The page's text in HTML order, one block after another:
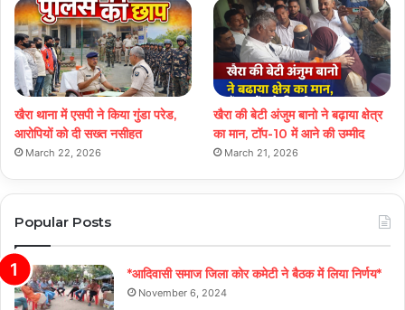
खैरा थाना में एसपी ने किया गुंडा परेड,
आरोपियों को दी सख्त नसीहत
March 22, 2026
खैरा की बेटी अंजुम बानो ने बढ़ाया क्षेत्र
का मान, टॉप-10 में आने की उम्मीद
March 21, 2026
Popular Posts
*आदिवासी समाज जिला कोर कमेटी ने बैठक में लिया निर्णय*
November 6, 2024